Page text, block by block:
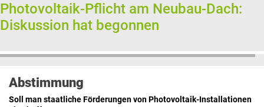
Photovoltaik-Pflicht am Neubau-Dach:
Diskussion hat begonnen
Abstimmung
Soll man staatliche Förderungen von Photovoltaik-Installationen